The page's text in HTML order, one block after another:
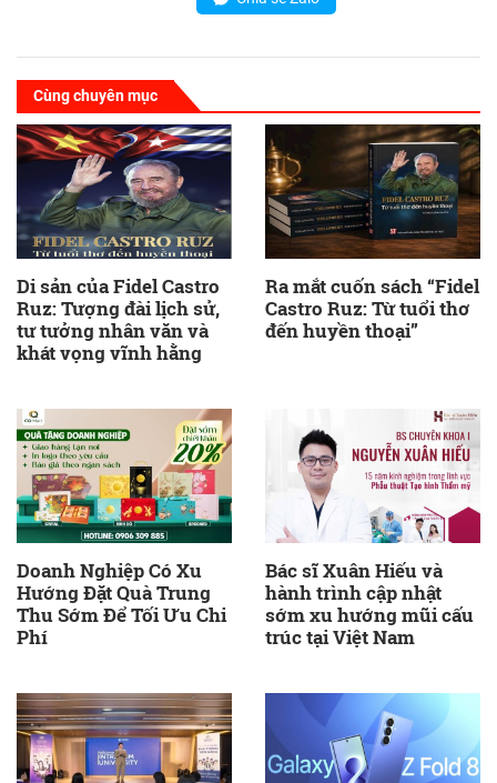
Cùng chuyên mục
Di sản của Fidel Castro
Ruz: Tượng đài lịch sử,
tư tưởng nhân văn và
khát vọng vĩnh hằng
Ra mắt cuốn sách “Fidel
Castro Ruz: Từ tuổi thơ
đến huyền thoại”
Doanh Nghiệp Có Xu
Hướng Đặt Quà Trung
Thu Sớm Để Tối Ưu Chi
Phí
Bác sĩ Xuân Hiếu và
hành trình cập nhật
sớm xu hướng mũi cấu
trúc tại Việt Nam